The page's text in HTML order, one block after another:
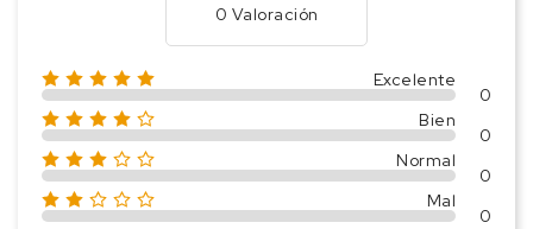
0 Valoración
Excelente
0
Bien
0
Normal
0
Mal
0